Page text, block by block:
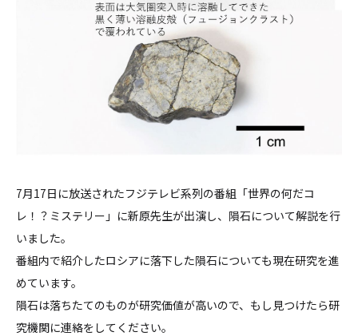
7月17日に放送されたフジテレビ系列の番組「世界の何だコ
レ！？ミステリー」に新原先生が出演し、隕石について解説を行
いました。
番組内で紹介したロシアに落下した隕石についても現在研究を進
めています。
隕石は落ちたてのものが研究価値が高いので、もし見つけたら研
究機関に連絡をしてください。